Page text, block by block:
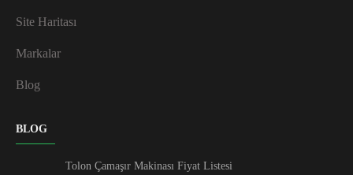
Site Haritası
Markalar
Blog
BLOG
Tolon Çamaşır Makinası Fiyat Listesi